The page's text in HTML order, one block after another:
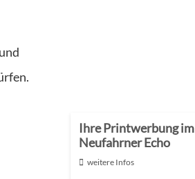
Ihre Printwerbung im
Neufahrner Echo
weitere Infos